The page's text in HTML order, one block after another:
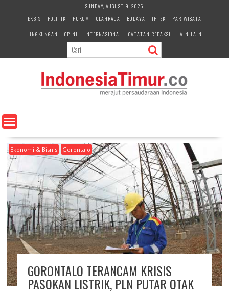
e
n
SUNDAY, AUGUST 9, 2026
EKBIS
POLITIK HUKUM OLAHRAGA BUDAYA IPTEK
PARIWISATA
LINGKUNGAN
OPINI INTERNASIONAL CATATAN REDAKSI LAIN-LAIN
Ekonomi & Bisnis Gorontalo
GORONTALO TERANCAM KRISIS
PASOKAN LISTRIK, PLN PUTAR OTAK